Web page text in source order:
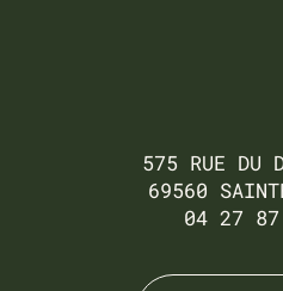
575 RUE DU
69560
04 27